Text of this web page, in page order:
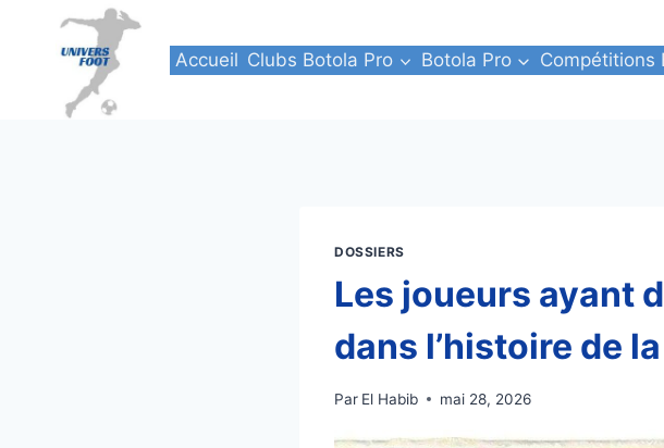
Accueil Clubs Botola Pro Botola Pro Compétitions
DOSSIERS
Les joueurs ayant
dans l’histoire de
Par El Habib mai 28, 2026